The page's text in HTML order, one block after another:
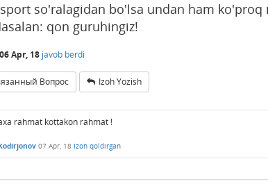
so'ralagidan bo'lsa undan ham
qon guruhingiz!
06 Apr, 18 javob berdi
Вопрос Izoh Yozish
rahmat kottakon rahmat !
07 Apr, 18 Izoh qoldirgan